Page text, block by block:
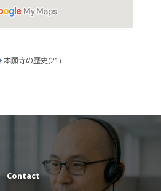
本願寺の歴史(21)
Contact